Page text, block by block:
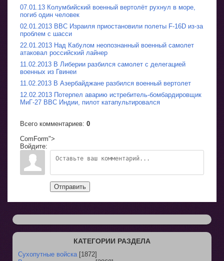
07.01.13 Колумбийский военный вертолёт рухнул в море,
погиб один человек
02.01.2013 ВВС Израиля приостановили полеты F-16D из-за
проблем с шасси
22.01.2013 Над Кабулом неопознанный военный самолет
атаковал российский лайнер
11.02.2013 В Либерии разбился самолет с делегацией
военных из Гвинеи
11.02.2013 В Азербайджане разбился военный вертолет
12.02.2013 Потерпел аварию истребитель-бомбардировщик
МиГ-27 ВВС Индии, пилот катапультировался
Всего комментариев: 0
ComForm">
Войдите:
Отправить
КАТЕГОРИИ РАЗДЕЛА
Сухопутные войска [1872]